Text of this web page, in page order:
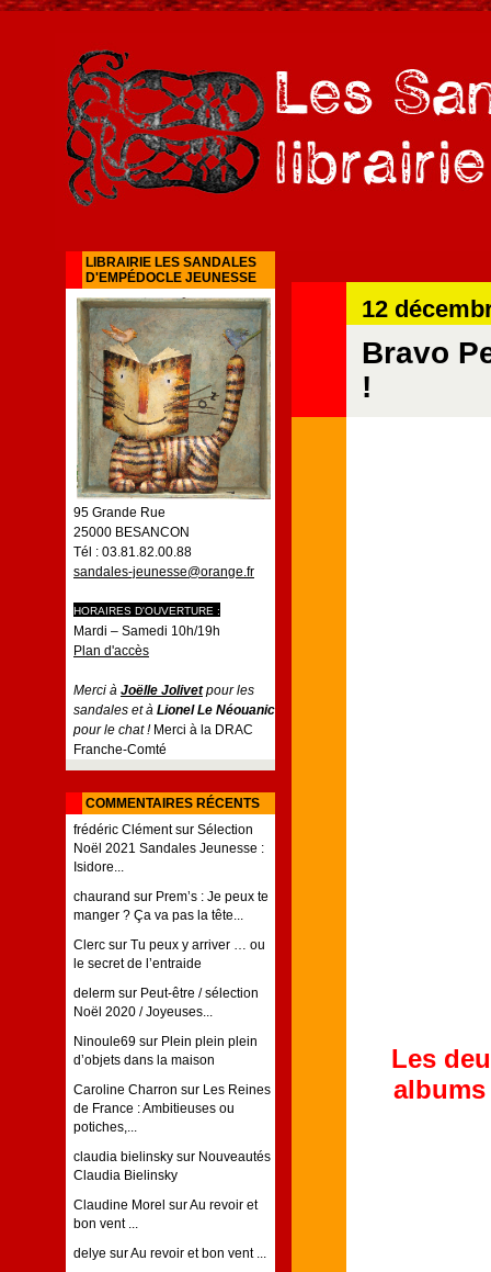
LIBRAIRIE LES SANDALES
D'EMPÉDOCLE JEUNESSE
95 Grande Rue
25000 BESANCON
Tél : 03.81.82.00.88
sandales-jeunesse@orange.fr
HORAIRES D'OUVERTURE :
Mardi – Samedi 10h/19h
Plan d'accès
Merci à Joëlle Jolivetpour les
sandales et à Lionel Le Néouanic
pour le chat !Merci à la DRAC
Franche-Comté
COMMENTAIRES RÉCENTS
frédéric Clémentsur Sélection
Noël 2021 Sandales Jeunesse :
Isidore...
chaurand sur Prem’s : Je peux te
manger ? Ça va pas la tête...
Clerc sur Tu peux y arriver … ou
le secret de l’entraide
delerm sur Peut-être / sélection
Noël 2020 / Joyeuses...
Ninoule69 sur Plein plein plein
d’objets dans la maison
Caroline Charron sur Les Reines
de France : Ambitieuses ou
potiches,...
claudia bielinsky sur Nouveautés
Claudia Bielinsky
Claudine Morel surAu revoir et
bon vent ...
delye surAu revoir et bon vent ...
12
Bravo
!
Les